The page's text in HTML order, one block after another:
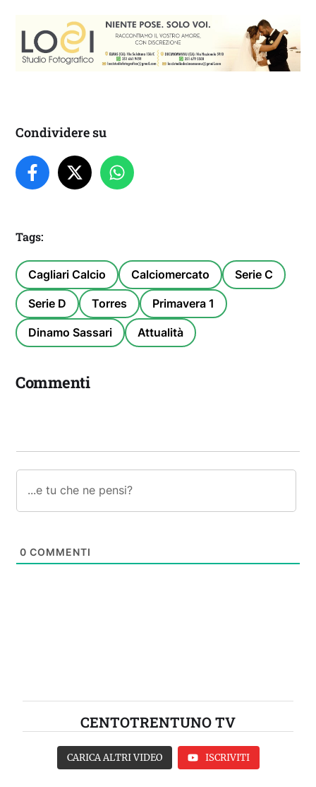
Condividere su
Tags:
Cagliari Calcio Calciomercato Serie C
Serie D Torres Primavera 1
Dinamo Sassari Attualità
Commenti
0 COMMENTI
CENTOTRENTUNO TV
CARICA ALTRI VIDEO ISCRIVITI